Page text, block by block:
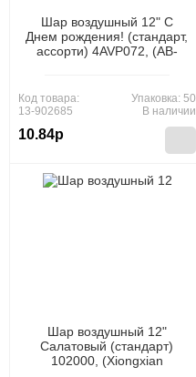
Шар воздушный 12" С
Днем рождения! (стандарт,
ассорти) 4AVP072, (АВ-
Код товара:
13-902685
10.84р
Упаковка: 50
В наличии
Шар воздушный 12"
Салатовый (стандарт)
102000, (Xiongxian